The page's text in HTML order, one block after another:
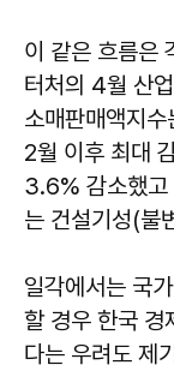
이 같은 흐름은
터처의 4월 산
소매판매액지
2월 이후 최대
3.6% 감소했고
는 건설기성(불
일각에서는 국
할 경우 한국 경
다는 우려도 제